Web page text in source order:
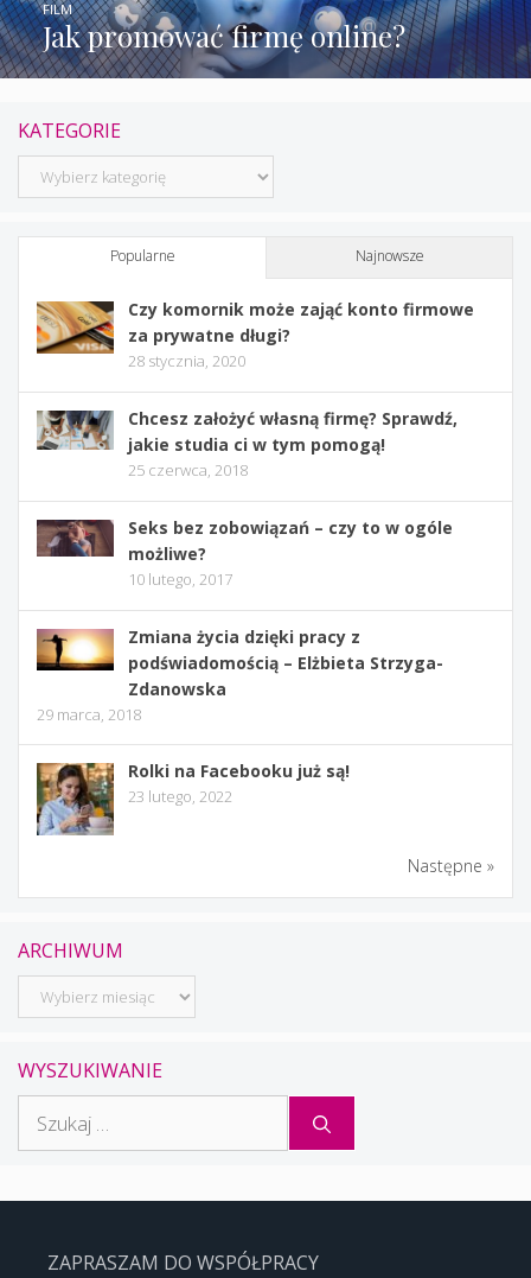
Jak promować firmę online?
FILM
KATEGORIE
Kategorie
Popularne Najnowsze
Czy komornik może zająć konto firmowe
za prywatne długi?
28 stycznia, 2020
Chcesz założyć własną firmę? Sprawdź,
jakie studia ci w tym pomogą!
25 czerwca, 2018
Seks bez zobowiązań – czy to w ogóle
możliwe?
10 lutego, 2017
Zmiana życia dzięki pracy z
podświadomością – Elżbieta Strzyga-
Zdanowska
29 marca, 2018
Rolki na Facebooku już są!
23 lutego, 2022
Następne »
ARCHIWUM
Archiwum
WYSZUKIWANIE
ZAPRASZAM DO WSPÓŁPRACY